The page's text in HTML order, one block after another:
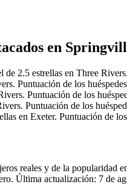
en
2.5 estrellas en Three
Puntuación de los
Puntuación de los
Puntuación de los
en Exeter. Puntuación de
reales y de la
Última actualización: 7 de